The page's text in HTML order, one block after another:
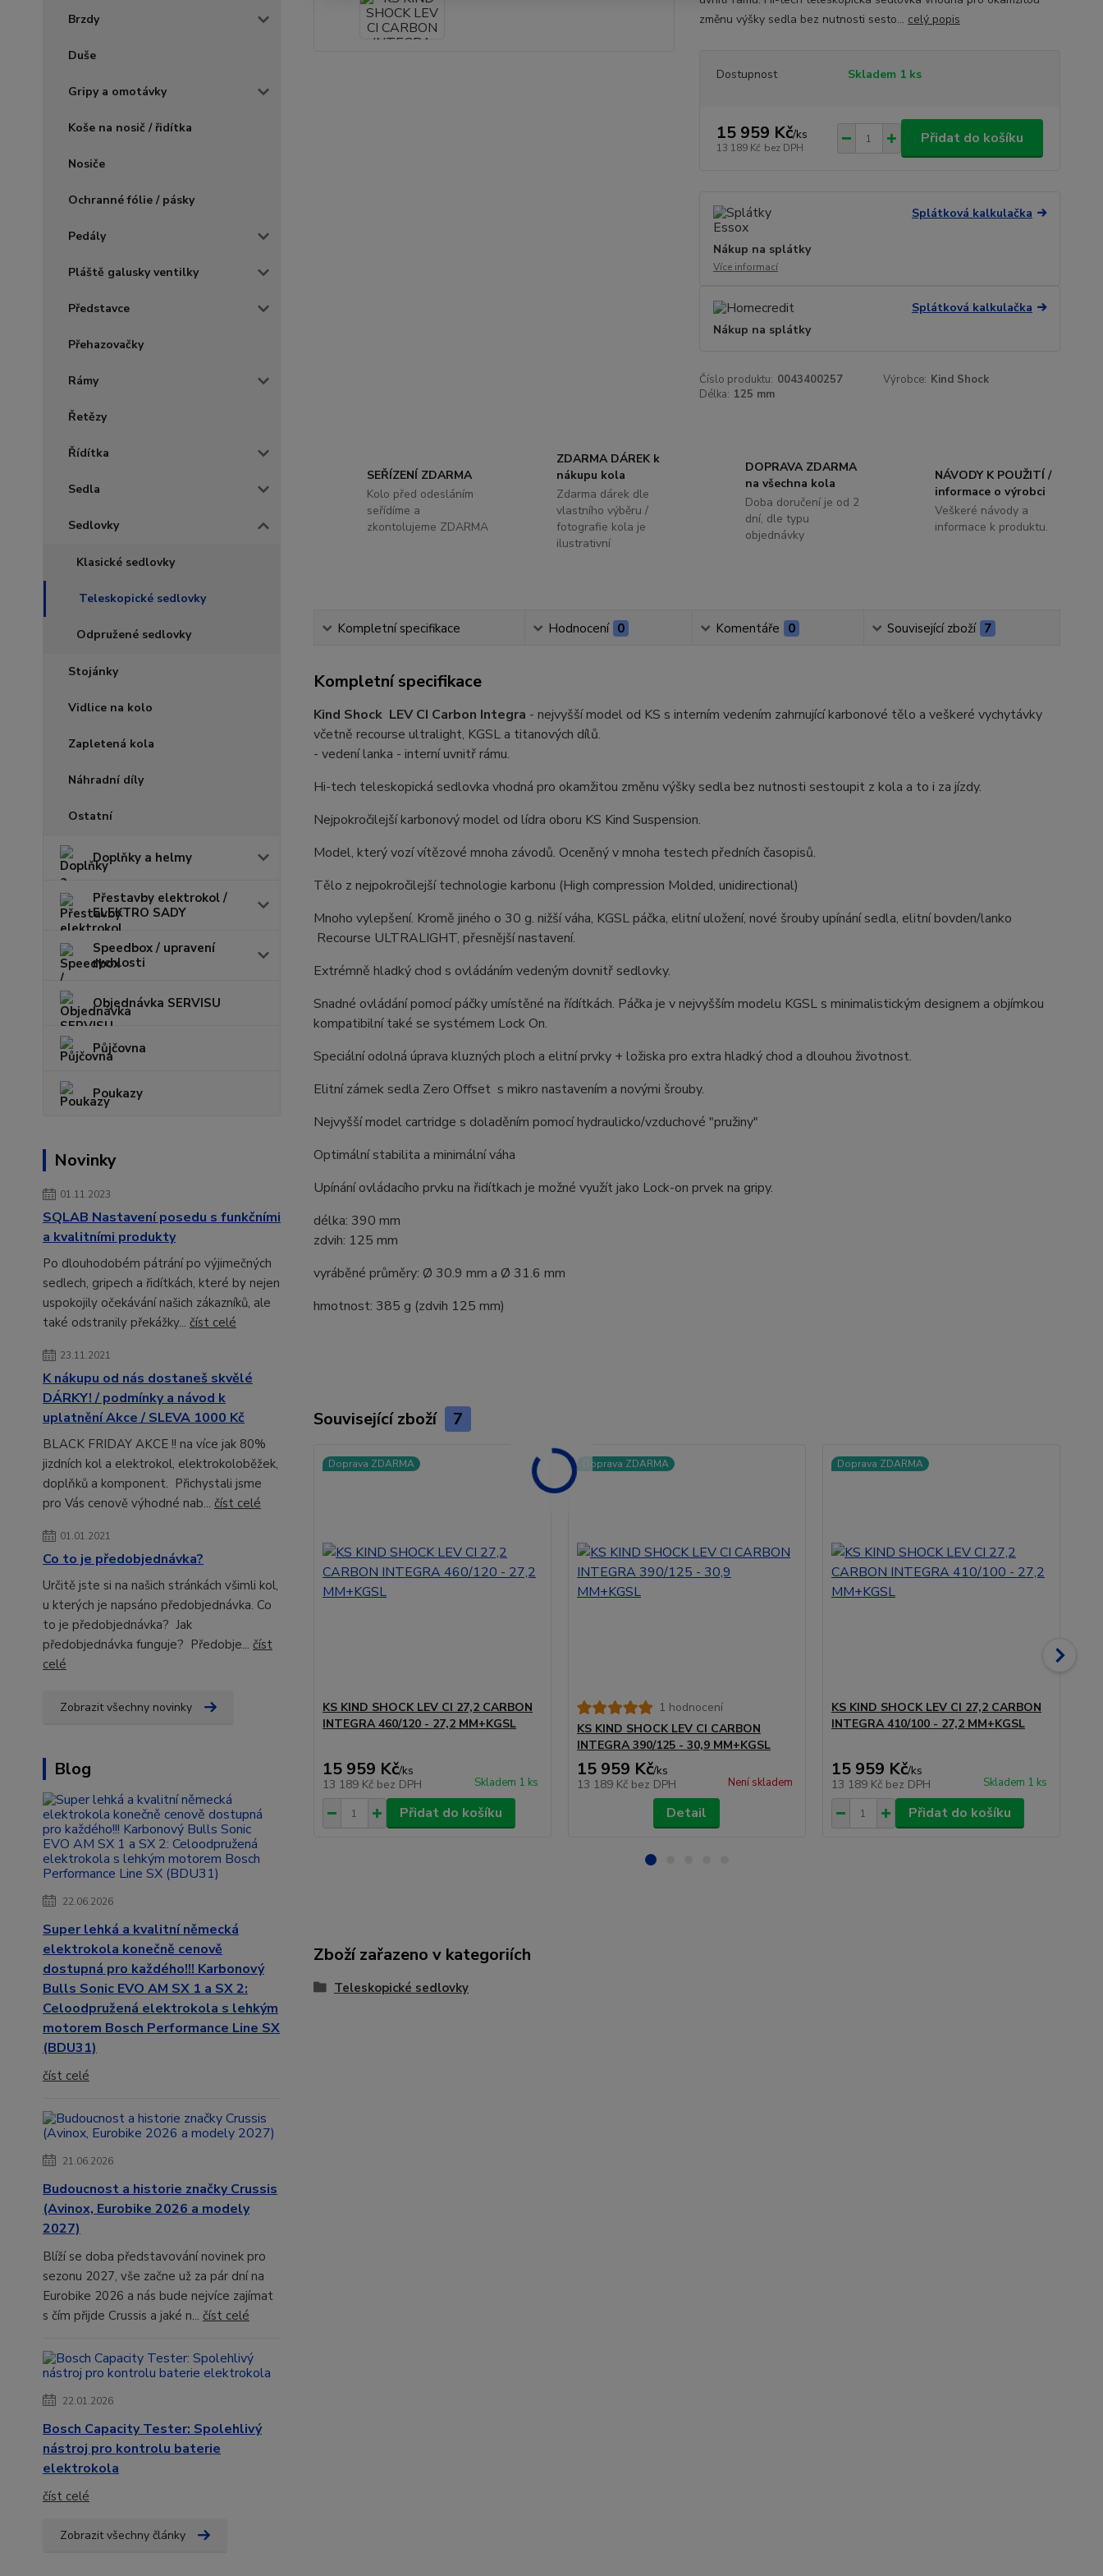
Brzdy
Duše
Gripy a omotávky
Koše na nosič / řidítka
Nosiče
Ochranné fólie / pásky
Pedály
Pláště galusky ventilky
Představce
Přehazovačky
Rámy
Řetězy
Řídítka
Sedla
Sedlovky
Klasické sedlovky
Teleskopické sedlovky
Odpružené sedlovky
Stojánky
Vidlice na kolo
Zapletená kola
Náhradní díly
Ostatní
Doplňky a helmy
Přestavby elektrokol /
ELEKTRO SADY
Speedbox / upravení
rychlosti
Objednávka SERVISU
Půjčovna
Poukazy
Novinky
01.11.2023
SQLAB Nastavení posedu s funkčními
a kvalitními produkty
Po dlouhodobém pátrání po výjimečných
sedlech, gripech a řidítkách, které by nejen
uspokojily očekávání našich zákazníků, ale
také odstranily překážky... číst celé
23.11.2021
K nákupu od nás dostaneš skvělé
DÁRKY! / podmínky a návod k
uplatnění Akce / SLEVA 1000 Kč
BLACK FRIDAY AKCE !! na více jak 80%
jizdních kol a elektrokol, elektrokoloběžek,
doplňků a komponent. Přichystali jsme
pro Vás cenově výhodné nab... číst celé
01.01.2021
Co to je předobjednávka?
Určitě jste si na našich stránkách všimli kol,
u kterých je napsáno předobjednávka. Co
to je předobjednávka? Jak
předobjednávka funguje? Předobje... číst
celé
Zobrazit všechny novinky
Blog
22.06.2026
Super lehká a kvalitní německá
elektrokola konečně cenově
dostupná pro každého!!! Karbonový
Bulls Sonic EVO AM SX 1 a SX 2:
Celoodpružená elektrokola s lehkým
motorem Bosch Performance Line SX
(BDU31)
číst celé
21.06.2026
Budoucnost a historie značky Crussis
(Avinox, Eurobike 2026 a modely
2027)
Blíží se doba představování novinek pro
sezonu 2027, vše začne už za pár dní na
Eurobike 2026 a nás bude nejvíce zajímat
s čím přijde Crussis a jaké n... číst celé
22.01.2026
Bosch Capacity Tester: Spolehlivý
nástroj pro kontrolu baterie
elektrokola
číst celé
Zobrazit všechny články
změnu výšky sedla bez nutnosti sesto... celý popis
Dostupnost Skladem 1 ks
15 959 Kč/ks
13 189 Kč bez DPH
Přidat do košíku
Splátková kalkulačka
Nákup na splátky
Více informací
Splátková kalkulačka
Nákup na splátky
Číslo produktu: 0043400257 Výrobce: Kind Shock
Délka: 125 mm
SEŘÍZENÍ ZDARMA
Kolo před odesláním
seřídíme a
zkontolujeme ZDARMA
ZDARMA DÁREK k
nákupu kola
Zdarma dárek dle
vlastního výběru /
fotografie kola je
ilustrativní
DOPRAVA ZDARMA
na všechna kola
Doba doručení je od 2
dní, dle typu
objednávky
NÁVODY K POUŽITÍ /
informace o výrobci
Veškeré návody a
informace k produktu.
Kompletní specifikace Hodnocení 0 Komentáře 0 Související zboží 7
Kompletní specifikace
Kind Shock LEV CI Carbon Integra - nejvyšší model od KS s interním vedením zahrnující karbonové tělo a veškeré vychytávky
včetně recourse ultralight, KGSL a titanových dílů.
- vedení lanka - interní uvnitř rámu.
Hi-tech teleskopická sedlovka vhodná pro okamžitou změnu výšky sedla bez nutnosti sestoupit z kola a to i za jízdy.
Nejpokročilejší karbonový model od lídra oboru KS Kind Suspension.
Model, který vozí vítězové mnoha závodů. Oceněný v mnoha testech předních časopisů.
Tělo z nejpokročilejší technologie karbonu (High compression Molded, unidirectional)
Mnoho vylepšení. Kromě jiného o 30 g. nižší váha, KGSL páčka, elitní uložení, nové šrouby upínání sedla, elitní bovden/lanko
Recourse ULTRALIGHT, přesnější nastavení.
Extrémně hladký chod s ovládáním vedeným dovnitř sedlovky.
Snadné ovládání pomocí páčky umístěné na řídítkách. Páčka je v nejvyšším modelu KGSL s minimalistickým designem a objímkou
kompatibilní také se systémem Lock On.
Speciální odolná úprava kluzných ploch a elitní prvky + ložiska pro extra hladký chod a dlouhou životnost.
Elitní zámek sedla Zero Offset s mikro nastavením a novými šrouby.
Nejvyšší model cartridge s doladěním pomocí hydraulicko/vzduchové "pružiny"
Optimální stabilita a minimální váha
Upínání ovládacího prvku na řidítkach je možné využít jako Lock-on prvek na gripy.
délka: 390 mm
zdvih: 125 mm
vyráběné průměry: Ø 30.9 mm a Ø 31.6 mm
hmotnost: 385 g (zdvih 125 mm)
Související zboží 7
Doprava ZDARMA
KS KIND SHOCK LEV CI 27,2 CARBON
INTEGRA 460/120 - 27,2 MM+KGSL
15 959 Kč/ks
13 189 Kč bez DPH Skladem 1 ks
Přidat do košíku
Doprava ZDARMA
1 hodnocení
KS KIND SHOCK LEV CI CARBON
INTEGRA 390/125 - 30,9 MM+KGSL
15 959 Kč/ks
13 189 Kč bez DPH Není skladem
Detail
Doprava ZDARMA
KS KIND SHOCK LEV CI 27,2 CARBON
INTEGRA 410/100 - 27,2 MM+KGSL
15 959 Kč/ks
13 189 Kč bez DPH Skladem 1 ks
Přidat do košíku
Zboží zařazeno v kategoriích
Teleskopické sedlovky